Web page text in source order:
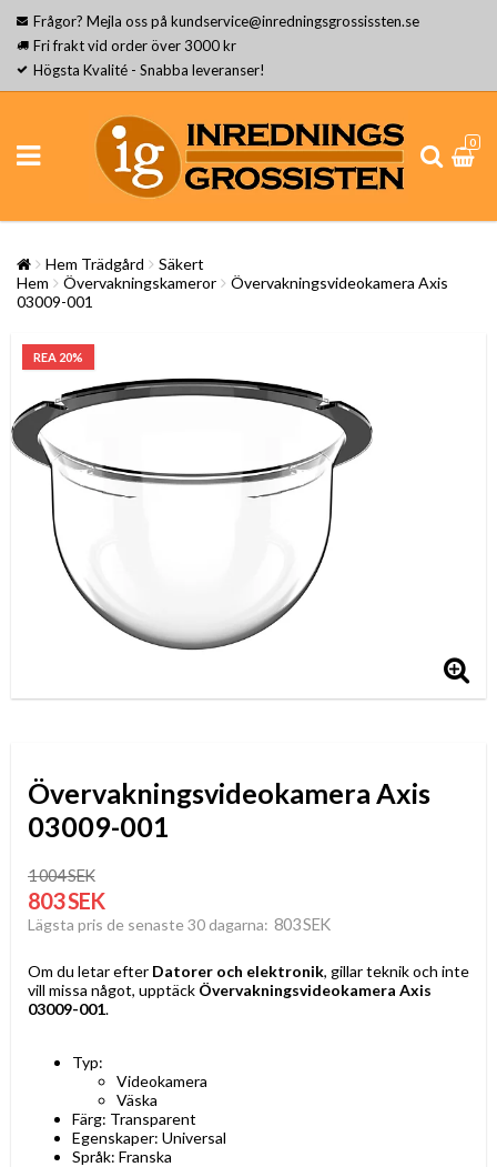
Frågor? Mejla oss på kundservice@inredningsgrossissten.se
Fri frakt vid order över 3000 kr
Högsta Kvalité - Snabba leveranser!
0
Hem Trädgård
Säkert
Hem
Övervakningskameror
Övervakningsvideokamera Axis
03009-001
REA 20%
Övervakningsvideokamera Axis
03009-001
1 004 SEK
803 SEK
Lägsta pris de senaste 30 dagarna 803 SEK
Om du letar efter Datorer och elektronik, gillar teknik och inte
vill missa något, upptäck Övervakningsvideokamera Axis
03009-001.
Typ:
Videokamera
Väska
Färg: Transparent
Egenskaper: Universal
Språk: Franska